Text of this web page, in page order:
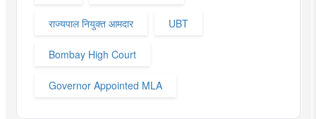
राज्यपाल नियुक्त आमदार UBT
Bombay High Court
Governor Appointed MLA